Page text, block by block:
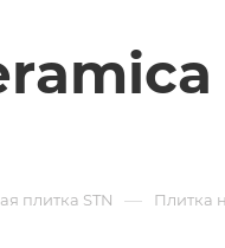
плитка STN — Плитка